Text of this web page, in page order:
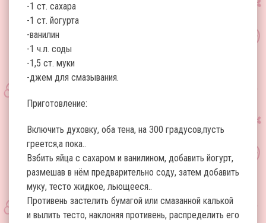
-1 ст. сахара
-1 ст. йогурта
-ванилин
-1 ч.л. соды
-1,5 ст. муки
-джем для смазывания.
Приготовление:
Включить духовку, оба тена, на 300 градусов,пусть
греется,а пока..
Взбить яйца с сахаром и ванилином, добавить йогурт,
размешав в нём предварительно соду, затем добавить
муку, тесто жидкое, льющееся..
Противень застелить бумагой или смазанной калькой
и вылить тесто, наклоняя противень, распределить его